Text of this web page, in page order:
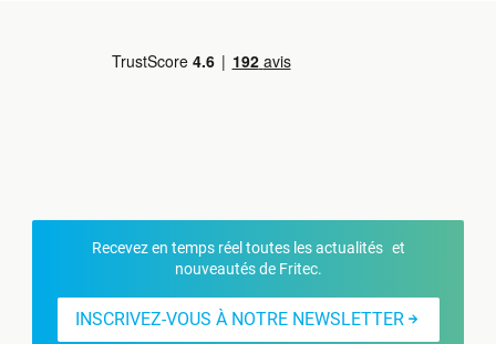
Recevez en temps réel toutes les actualités et
nouveautés de Fritec.
INSCRIVEZ-VOUS À NOTRE NEWSLETTER